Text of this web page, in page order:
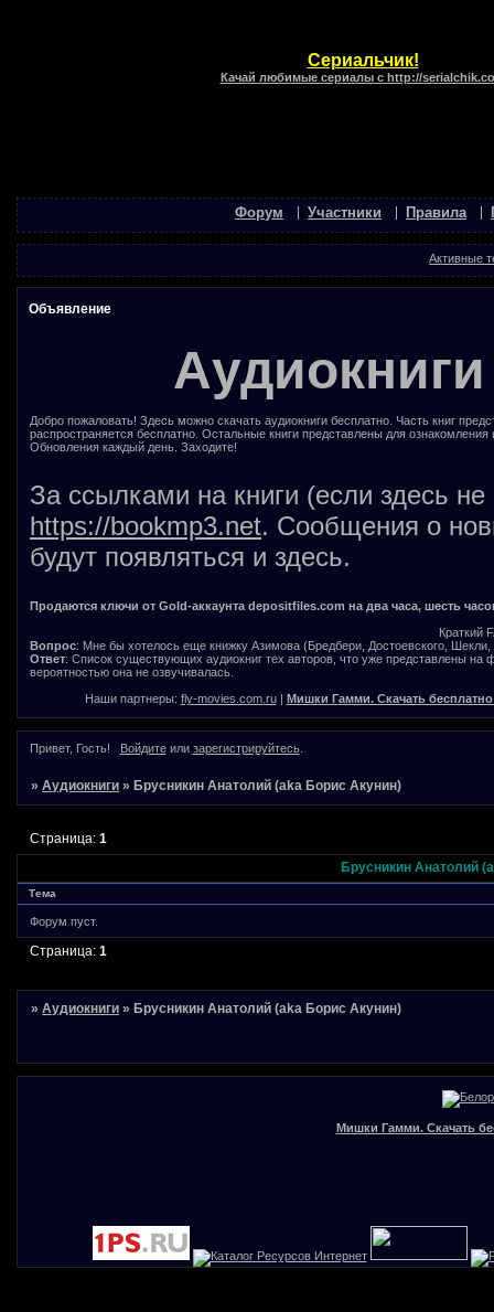
Сериальчик!
Качай любимые сериалы с http://
Форум Участники Правила
Активные
Объявление
Добро пожаловать! Здесь можно скачать аудиокниги бесплатно. Часть книг
распространяется бесплатно. Остальные книги представлены для
Обновления каждый день. Заходите!
За ссылками на книги (если здесь
https://bookmp3.net. Сообщения о
будут появляться и здесь.
Продаются ключи от Gold-аккаунта depositfiles.com на два часа, шесть
Краткий
Вопрос: Мне бы хотелось еще книжку Азимова (Бредбери, Достоевского, Шекли,
Ответ: Список существующих аудиокниг тех авторов, что уже представлены на
вероятностью она не озвучивалась.
Наши партнеры: fly-movies.com.ru| Мишки Гамми. Скачать
Привет, Гость! Войдитеили зарегистрируйтесь.
»Аудиокниги » Брусникин Анатолий (aka Борис Акунин)
Брусникин Анатолий
Страница:1
Тема
Форум пуст.
Страница:1
»Аудиокниги » Брусникин Анатолий (aka Борис Акунин)
Мишки Гамми. Скачать